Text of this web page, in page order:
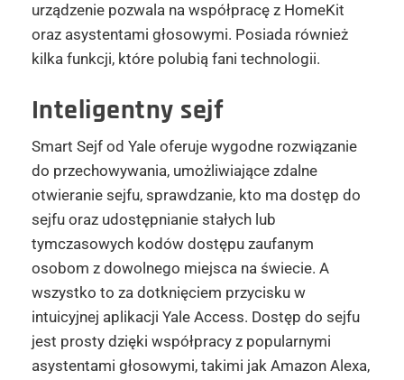
urządzenie pozwala na współpracę z HomeKit
oraz asystentami głosowymi. Posiada również
kilka funkcji, które polubią fani technologii.
Inteligentny sejf
Smart Sejf od Yale oferuje wygodne rozwiązanie
do przechowywania, umożliwiające zdalne
otwieranie sejfu, sprawdzanie, kto ma dostęp do
sejfu oraz udostępnianie stałych lub
tymczasowych kodów dostępu zaufanym
osobom z dowolnego miejsca na świecie. A
wszystko to za dotknięciem przycisku w
intuicyjnej aplikacji Yale Access. Dostęp do sejfu
jest prosty dzięki współpracy z popularnymi
asystentami głosowymi, takimi jak Amazon Alexa,